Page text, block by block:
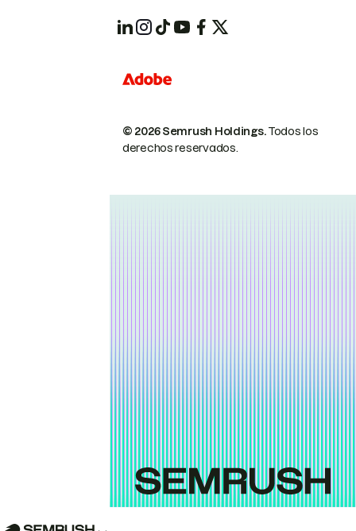
© 2026 Semrush Holdings.Todos los
derechos reservados.